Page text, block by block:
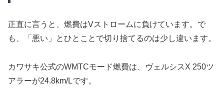
正直に言うと、燃費はVストロームに負けています。で
も、「悪い」とひとことで切り捨てるのは少し違います。
カワサキ公式のWMTCモード燃費は、ヴェルシスX 250ツ
アラーが24.8km/Lです。